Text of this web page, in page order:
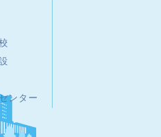
ンター